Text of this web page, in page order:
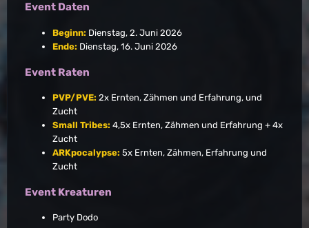
Event Daten
Beginn: Dienstag, 2. Juni 2026
Ende: Dienstag, 16. Juni 2026
Event Raten
PVP/PVE: 2x Ernten, Zähmen und Erfahrung, und
Zucht
Small Tribes: 4,5x Ernten, Zähmen und Erfahrung + 4x
Zucht
ARKpocalypse: 5x Ernten, Zähmen, Erfahrung und
Zucht
Event Kreaturen
Party Dodo